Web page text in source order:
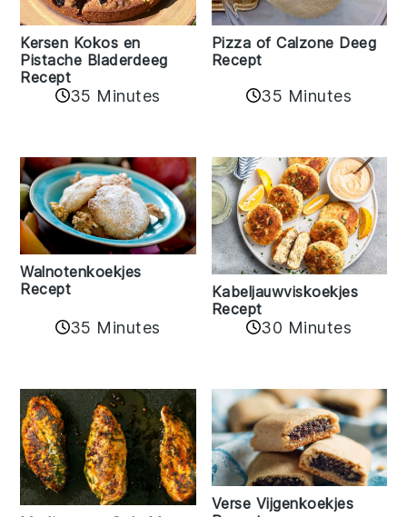
Kersen Kokos en
Pistache Bladerdeeg
Recept
35 Minutes
Pizza of Calzone Deeg
Recept
35 Minutes
Walnotenkoekjes
Recept
35 Minutes
Kabeljauwviskoekjes
Recept
30 Minutes
Verse Vijgenkoekjes